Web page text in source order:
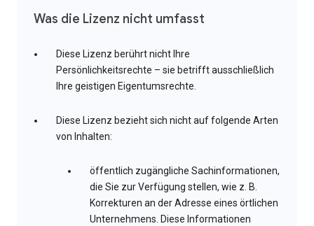
Was die Lizenz nicht umfasst
Diese Lizenz berührt nicht Ihre
Persönlichkeitsrechte – sie betrifft ausschließlich
Ihre geistigen Eigentumsrechte.
Diese Lizenz bezieht sich nicht auf folgende Arten
von Inhalten:
öffentlich zugängliche Sachinformationen,
die Sie zur Verfügung stellen, wie z. B.
Korrekturen an der Adresse eines örtlichen
Unternehmens. Diese Informationen